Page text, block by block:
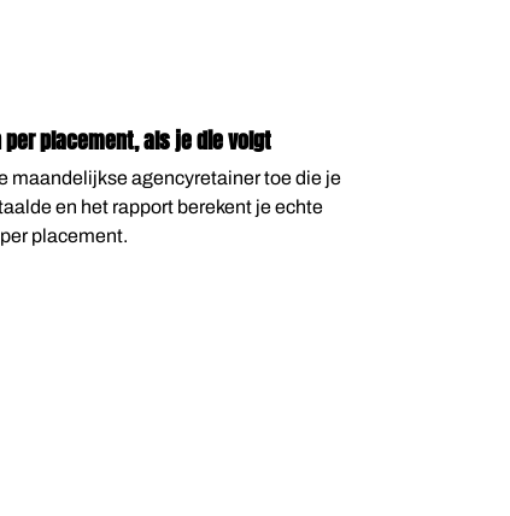
per placement, als je die volgt
maandelijkse agencyretainer toe die je
en het rapport berekent je echte
placement.